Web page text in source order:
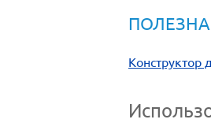
Конструктор